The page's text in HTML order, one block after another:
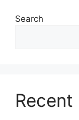
Search
Recent